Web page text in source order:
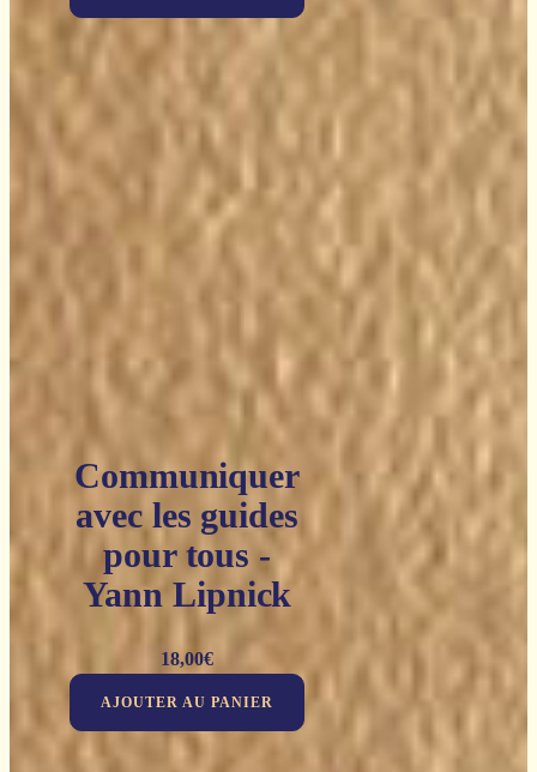
Communiquer
avec les guides
pour tous -
Yann Lipnick
18,00€
AJOUTER AU PANIER